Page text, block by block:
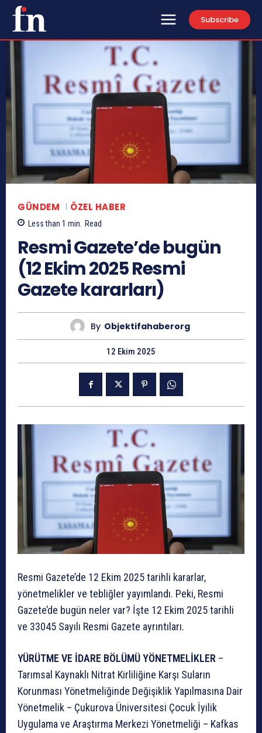
Subscribe
GÜNDEM ÖZEL HABER
Less than 1 min. Read
Resmi Gazete’de bugün
(12 Ekim 2025 Resmi
Gazete kararları)
By Objektifahaberorg
12 Ekim 2025
Resmi Gazete’de 12 Ekim 2025 tarihli kararlar,
yönetmelikler ve tebliğler yayımlandı. Peki, Resmi
Gazete’de bugün neler var? İşte 12 Ekim 2025 tarihli
ve 33045 Sayılı Resmi Gazete ayrıntıları.
YÜRÜTME VE İDARE BÖLÜMÜYÖNETMELİKLER –
Tarımsal Kaynaklı Nitrat Kirliliğine Karşı Suların
Korunması Yönetmeliğinde Değişiklik Yapılmasına Dair
Yönetmelik – Çukurova Üniversitesi Çocuk İyilik
Uygulama ve Araştırma Merkezi Yönetmeliği – Kafkas